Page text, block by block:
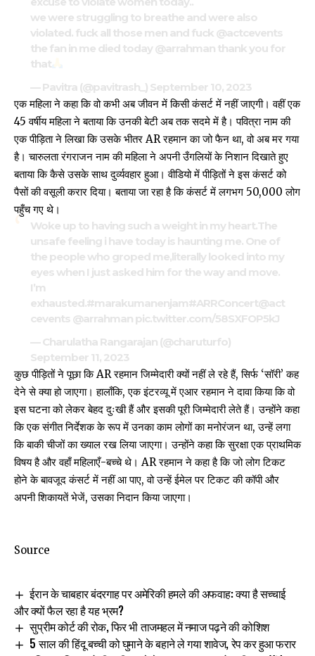
we were struggling to breathe and were also
violated. fuck all those men and fuck @actcevents
the fan in me died today @arrahmanthank you for
that
— Pavitra (@pavitrash_) September 10, 2023
एक महिला ने कहा कि वो कभी अब जीवन में किसी कंसर्ट में नहीं जाएगी। वहीं एक
45 वर्षीय महिला ने बताया कि उनकी बेटी अब तक सदमे में है। पवित्रा नाम की
एक पीड़िता ने लिखा कि उसके भीतर AR रहमान का जो फैन था, वो अब मर गया
है। चारुलता रंगराजन नाम की महिला ने अपनी उँगलियों के निशान दिखाते हुए
बताया कि कैसे उसके साथ दुर्व्यवहार हुआ। वीडियो में पीड़ितों ने इस कंसर्ट को
पैसों की वसूली करार दिया। बताया जा रहा है कि कंसर्ट में लगभग 50,000 लोग
पहुँच गए थे।
Woke up to having such a weight in my heart.The
unsafe feeling i have today is haunting me. One of
the people who groped me,literally looked into my
eyes when I just asked him for the way and move.
I’m
exhausted.#marakumanenjam#ARRConcert@act
cevents @arrahman pic.twitter.com/58SXFOP5kJ
— Charulatha Rangarajan (@charuturfo)
September 11, 2023
कुछ पीड़ितों ने पूछा कि AR रहमान जिम्मेदारी क्यों नहीं ले रहे हैं, सिर्फ ‘सॉरी’ कह
देने से क्या हो जाएगा। हालाँकि, एक इंटरव्यू में एआर रहमान ने दावा किया कि वो
इस घटना को लेकर बेहद दुःखी हैं और इसकी पूरी जिम्मेदारी लेते हैं। उन्होंने कहा
कि एक संगीत निर्देशक के रूप में उनका काम लोगों का मनोरंजन था, उन्हें लगा
कि बाकी चीजों का ख्याल रख लिया जाएगा। उन्होंनेकहा किसुरक्षा एक प्राथमिक
विषय है और वहाँ महिलाएँ-बच्चे थे। AR रहमान ने कहा है कि जो लोग टिकट
होने के बावजूद कंसर्ट में नहीं आ पाए, वो उन्हें ईमेल पर टिकट की कॉपी और
अपनी शिकायतें भेजें, उसका निदान किया जाएगा।
Source
ईरान के चाबहार बंदरगाह पर अमेरिकी हमले की अफवाह: क्या है सच्चाई
और क्यों फैल रहा है यह भ्रम?
सुप्रीम कोर्ट की रोक, फिर भी ताजमहल में नमाज पढ़ने की कोशिश
5 साल की हिंदू बच्ची को घुमाने के बहाने ले गया शावेज, रेप कर हुआ फरार